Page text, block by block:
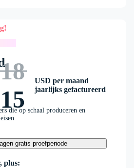
USD per maand
jaarlijks gefactureerd
die op schaal produceren en
gratis proefperiode
plus: